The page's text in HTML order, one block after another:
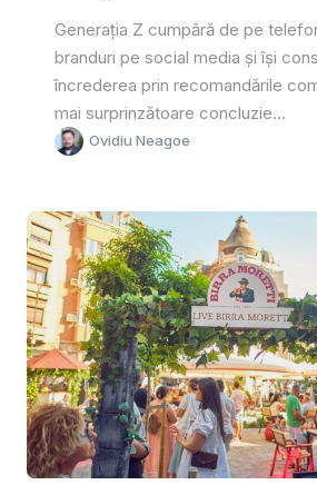
Generația Z cumpără de pe
branduri pe social media și își
încrederea prin recomandările
mai surprinzătoare concluzie...
Ovidiu Neagoe